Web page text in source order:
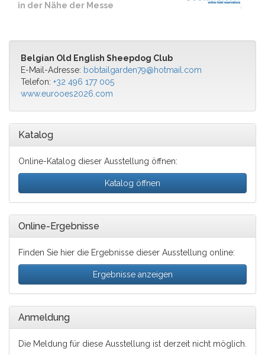
in der Nähe der Messe
Belgian Old English Sheepdog Club
E-Mail-Adresse: bobtailgarden79@hotmail.com
Telefon: +32 496 177 005
www.eurooes2026.com
Katalog
Online-Katalog dieser Ausstellung öffnen:
Katalog öffnen
Online-Ergebnisse
Finden Sie hier die Ergebnisse dieser Ausstellung online:
Ergebnisse anzeigen
Anmeldung
Die Meldung für diese Ausstellung ist derzeit nicht möglich.